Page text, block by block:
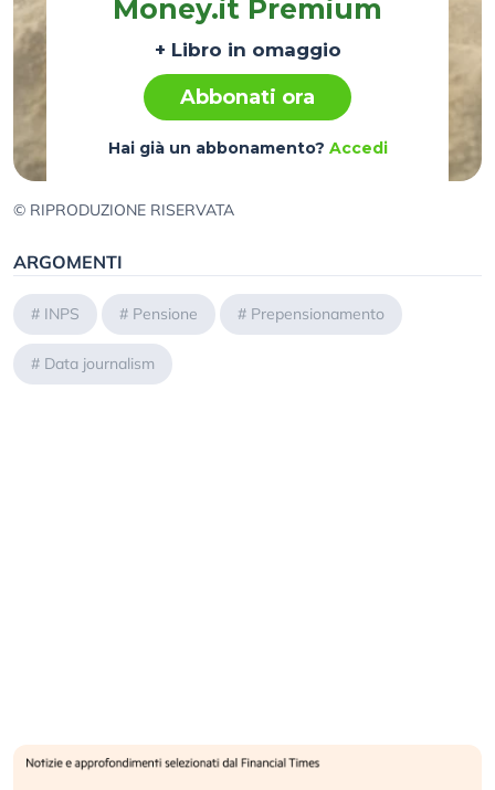
Money.it Premium
+ Libro in omaggio
Abbonati ora
Hai già un abbonamento? Accedi
© RIPRODUZIONE RISERVATA
ARGOMENTI
# INPS # Pensione # Prepensionamento
# Data journalism